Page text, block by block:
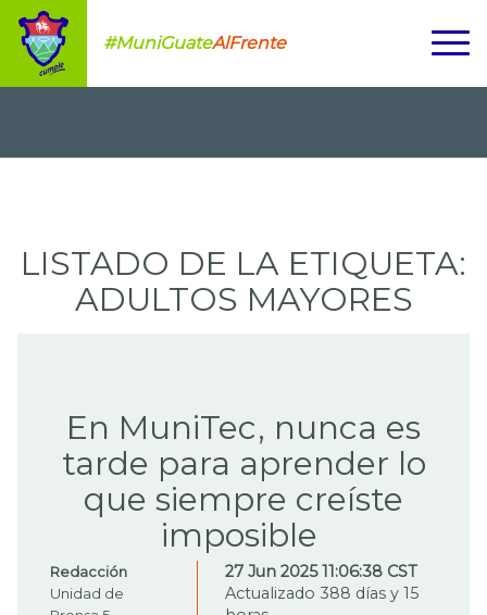
#MuniGuateAlFrente
LISTADO DE LA ETIQUETA:
ADULTOS MAYORES
En MuniTec, nunca es
tarde para aprender lo
que siempre creíste
imposible
Redacción
Unidad de
27 Jun 2025 11:06:38 CST
Actualizado 388 días y 15